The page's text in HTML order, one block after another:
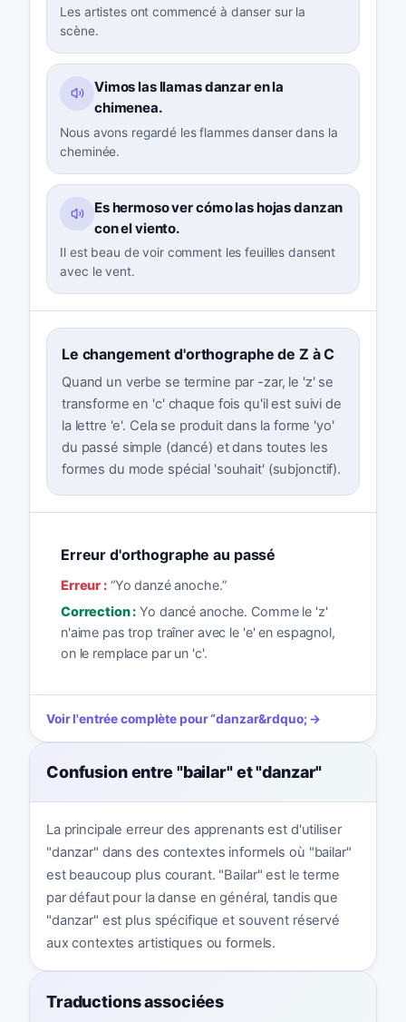
Les artistes ont commencé à danser sur la
scène.
Vimos las llamas danzar en la
chimenea.
Nous avons regardé les flammes danser dans la
cheminée.
Es hermoso ver cómo las hojas danzan
con el viento.
Il est beau de voir comment les feuilles dansent
avec le vent.
Le changement d'orthographe de Z à C
Quand un verbe se termine par -zar, le 'z' se
transforme en 'c' chaque fois qu'il est suivi de
la lettre 'e'. Cela se produit dans la forme 'yo'
du passé simple (dancé) et dans toutes les
formes du mode spécial 'souhait' (subjonctif).
Erreur d'orthographe au passé
Erreur :“Yo danzé anoche.”
Correction : Yo dancé anoche. Comme le 'z'
n'aime pas trop traîner avec le 'e' en espagnol,
on le remplace par un 'c'.
Voir l'entrée complète pour“danzar&rdquo; →
Confusion entre "bailar" et "danzar"
La principale erreur des apprenants est d'utiliser
"danzar" dans des contextes informels où "bailar"
est beaucoup plus courant. "Bailar" est le terme
par défaut pour la danse en général, tandis que
"danzar" est plus spécifique et souvent réservé
aux contextes artistiques ou formels.
Traductions associées